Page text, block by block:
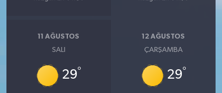
11 AĞUSTOS
SALI
29°
12 AĞUSTOS
ÇARŞAMBA
29°